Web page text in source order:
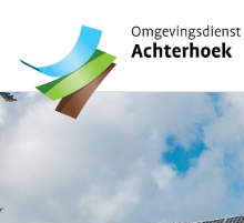
Omgevingsdienst